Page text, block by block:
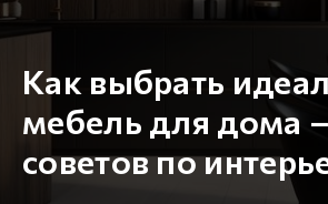
Как выбрать
мебель для дома
советов по